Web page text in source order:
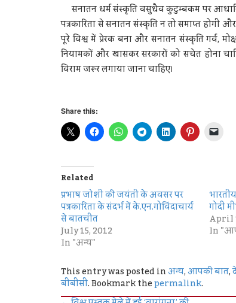
सनातन धर्म संस्कृति वसुधैव कुटुम्बकम पर
पत्रकारिता से सनातन संस्कृति न तो समाप्त होगी और
पूरे विश्व में प्रेरक बना और सनातन संस्कृति गर्व,
नियामकों और खासकर सरकारों को सचेत होना
विराम जरूर लगाया जाना चाहिए।
Share this:
Related
प्रभाष जोशी की जयंती के अवसर पर
पत्रकारिता के संदर्भ में के.एन.गोविंदाचार्य
से बातचीत
July 15, 2012
In "अन्य"
गोदी
April
In
This entry was posted inअन्य,आपकी बात,
बीबीसी. Bookmark thepermalink.